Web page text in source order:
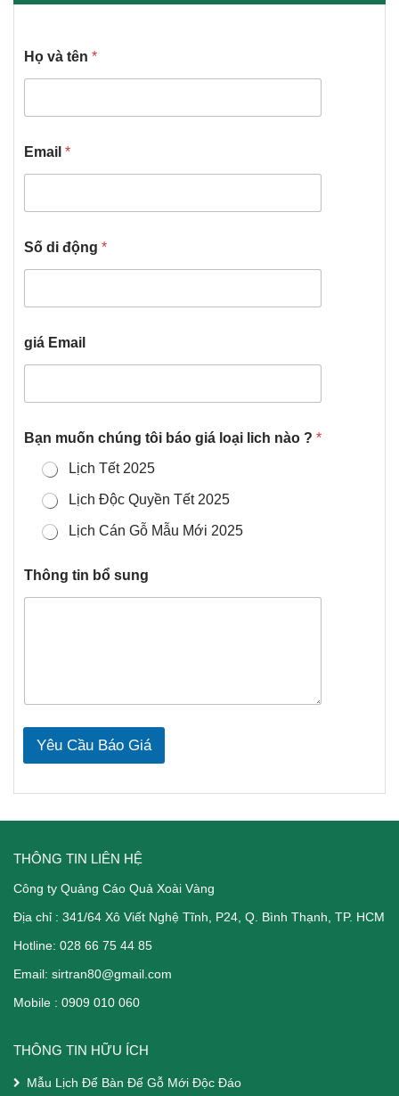
Họ và tên *
Email *
Số di động *
giá Email
Bạn muốn chúng tôi báo giá loại lich nào ? *
Lịch Tết 2025
Lịch Độc Quyền Tết 2025
Lịch Cán Gỗ Mẫu Mới 2025
Thông tin bổ sung
Yêu Cầu Báo Giá
THÔNG TIN LIÊN HỆ
Công ty Quảng Cáo Quả Xoài Vàng
Địa chỉ : 341/64 Xô Viết Nghệ Tĩnh, P24, Q. Bình Thạnh, TP. HCM
Hotline: 028 66 75 44 85
Email: sirtran80@gmail.com
Mobile : 0909 010 060
THÔNG TIN HỮU ÍCH
Mẫu Lịch Để Bàn Đế Gỗ Mới Độc Đáo